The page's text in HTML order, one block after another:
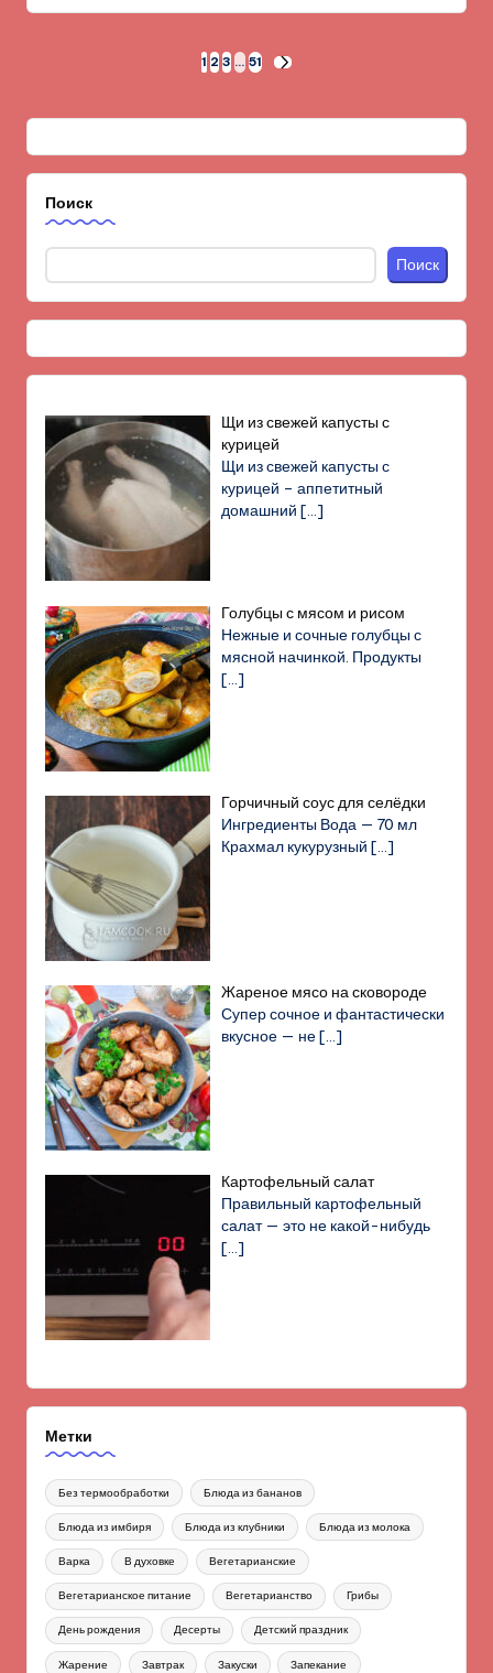
записей
1 2 3 … 51
СЛЕД.
Поиск
Поиск
Щи из свежей капусты с
курицей
Щи из свежей капусты с
курицей – аппетитный
домашний[…]
Голубцы с мясом и рисом
Нежные и сочные голубцы с
мясной начинкой. Продукты
[…]
Горчичный соус для селёдки
Ингредиенты Вода — 70 мл
Крахмал кукурузный[…]
Жареное мясо на сковороде
Супер сочное и фантастически
вкусное — не[…]
Картофельный салат
Правильный картофельный
салат — это не какой-нибудь
[…]
Метки
Без термообработки Блюда из бананов
Блюда из имбиря Блюда из клубники Блюда из молока
Варка В духовке Вегетарианские
Вегетарианское питание Вегетарианство Грибы
День рождения Десерты Детский праздник
Жарение Завтрак Закуски Запекание